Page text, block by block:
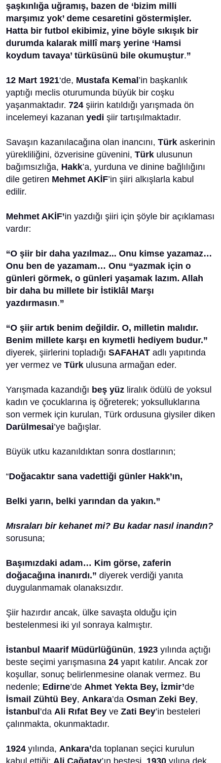
şaşkınlığa uğramış, bazen de ‘bizim milli
marşımız yok’ deme cesaretini göstermişler.
Hatta bir futbol ekibimiz, yine böyle sıkışık bir
durumda kalarak millî marş yerine ‘Hamsi
koydum tavaya’ türküsünü bile okumuştur.”
12 Mart 1921‘de, Mustafa Kemal ’in başkanlık
yaptığı meclis oturumunda büyük bir coşku
yaşanmaktadır. 724 şiirin katıldığı yarışmada ön
incelemeyi kazanan yedi şiir tartışılmaktadır.
Savaşın kazanılacağına olan inancını, Türk askerinin
yürekliliğini, özverisine güvenini, Türk ulusunun
bağımsızlığa, Hakk’a, yurduna ve dinine bağlılığını
dile getiren Mehmet AKİF’in şiiri alkışlarla kabul
edilir.
Mehmet AKİF’in yazdığı şiiri için şöyle bir açıklaması
vardır:
“O şiir bir daha yazılmaz... Onu kimse yazamaz…
Onu ben de yazamam… Onu “yazmak için o
günleri görmek, o günleri yaşamak lazım. Allah
bir daha bu millete bir İstiklâl Marşı
yazdırmasın.”
“O şiir artık benim değildir. O, milletin malıdır.
Benim millete karşı en kıymetli hediyem budur.”
diyerek, şiirlerini topladığı SAFAHAT adlı yapıtında
yer vermez ve Türk ulusuna armağan eder.
Yarışmada kazandığı beş yüz liralık ödülü de yoksul
kadın ve çocuklarına iş öğreterek; yoksulluklarına
son vermek için kurulan, Türk ordusuna giysiler diken
Darülmesai’ye bağışlar.
Büyük utku kazanıldıktan sonra dostlarının;
“Doğacaktır sana vadettiği günler Hakk’ın,
Belki yarın, belki yarından da yakın.”
Mısraları bir kehanet mi? Bu kadar nasıl inandın?
sorusuna;
Başımızdaki adam… Kim görse, zaferin
doğacağına inanırdı.” diyerek verdiği yanıta
duygulanmamak olanaksızdır.
Şiir hazırdır ancak, ülke savaşta olduğu için
bestelenmesi iki yıl sonraya kalmıştır.
İstanbul Maarif Müdürlüğünün, 1923 yılında açtığı
beste seçimi yarışmasına 24 yapıt katılır. Ancak zor
koşullar, sonuç belirlenmesine olanak vermez. Bu
nedenle; Edirne’de Ahmet Yekta Bey, İzmir’de
İsmail Zühtü Bey, Ankara’da Osman Zeki Bey,
İstanbul ’da Ali Rıfat Bey ve Zati Bey’in besteleri
çalınmakta, okunmaktadır.
1924 yılında, Ankara’da toplanan seçici kurulun
kabul ettiği; Ali Çağatay’ın bestesi, 1930 yılına dek